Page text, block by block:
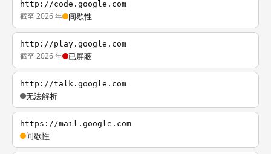
http://code.google.com
截至 2026 年 间歇性
http://play.google.com
截至 2026 年 已屏蔽
http://talk.google.com
无法解析
https://mail.google.com
间歇性